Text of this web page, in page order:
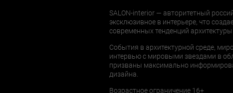
SALON-interior — авторитетный
эксклюзивное в интерьере, что
современных тенденций архитектуры
События в архитектурной среде,
интервью с мировыми звездами в
призваны максимально
дизайна.
Возрастное ограничение 16+